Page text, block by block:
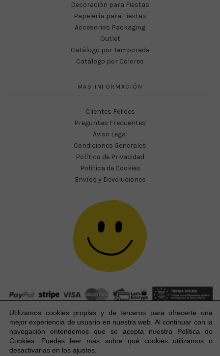
Decoración para Fiestas
Papelería para Fiestas
Accesorios Packaging
Outlet
Catálogo por Temporada
Catálogo por Colores
MAS INFORMACIÓN
Clientes Felices
Preguntas Frecuentes
Aviso Legal
Condiciones Generales
Política de Privacidad
Política de Cookies
Envíos y Devoluciones
Happy Party Studio® 2023-2026 I © Todos los derechos
reservados.
Utilizamos cookies propias y de terceros para ofrecerte una
mejor experiencia de usuario en nuestra web. Al continuar con la
navegación entendemos que se acepta nuestra Política de
Cookies. Puedes leer más sobre qué cookies utilizamos o
desactivarlas en los ajustes.
1